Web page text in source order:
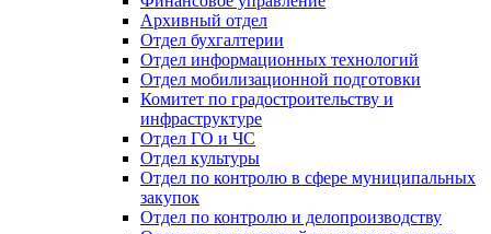
Архивный отдел
Отдел бухгалтерии
Отдел информационных технологий
Отдел мобилизационной подготовки
Комитет по градостроительству и
инфраструктуре
Отдел ГО и ЧС
Отдел культуры
Отдел по контролю в сфере муниципальных
закупок
Отдел по контролю и делопроизводству